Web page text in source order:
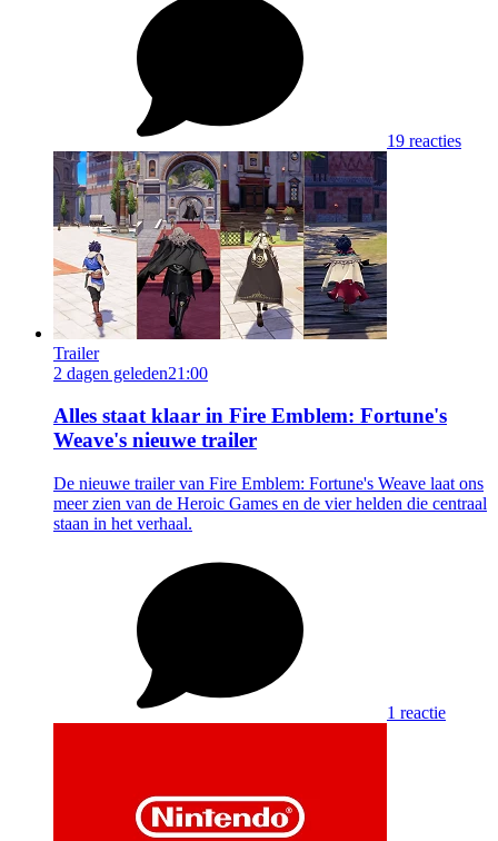
19 reacties
Trailer
2 dagen geleden21:00
Alles staat klaar in Fire Emblem: Fortune's
Weave's nieuwe trailer
De nieuwe trailer van Fire Emblem: Fortune's Weave laat ons
meer zien van de Heroic Games en de vier helden die centraal
staan in het verhaal.
1 reactie